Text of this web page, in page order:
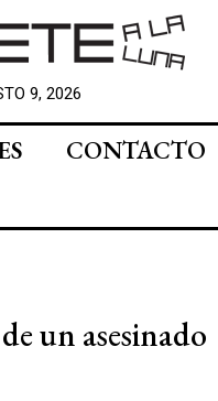
9, 2026
CONTACTO
un asesinado